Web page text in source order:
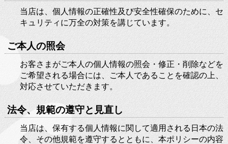
当店は、個人情報の正確性及び安全性確保のために、セ
キュリティに万全の対策を講じています。
ご本人の照会
お客さまがご本人の個人情報の照会・修正・削除などを
ご希望される場合には、ご本人であることを確認の上、
対応させていただきます。
法令、規範の遵守と見直し
当店は、保有する個人情報に関して適用される日本の法
令、その他規範を遵守するとともに、本ポリシーの内容